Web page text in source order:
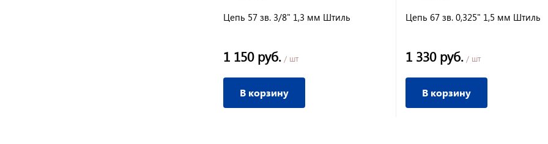
Цепь 57 зв. 3/8" 1,3 мм Штиль
1 150 руб. / шт
В корзину
Цепь 67 зв. 0,325" 1,5 мм Штиль
1 330 руб. / шт
В корзину